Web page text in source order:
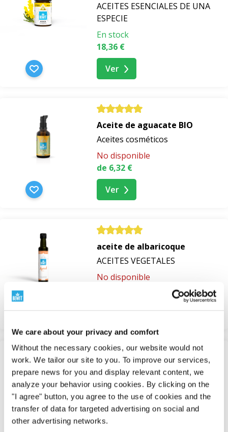
We care about your privacy and comfort
Without the necessary cookies, our website would not
work. We tailor our site to you. To improve our services,
prepare news for you and display relevant content, we
analyze your behavior using cookies. By clicking on the
"I agree" button, you agree to the use of cookies and the
transfer of data for targeted advertising on social and
other advertising networks.
ACEITES ESENCIALES DE UNA
ESPECIE
En stock
18,36 €
Ver
Aceite de aguacate BIO
Aceites cosméticos
No disponible
de 6,32 €
Ver
aceite de albaricoque
ACEITES VEGETALES
No disponible
Aceite de albaricoque, BIO
ACEITES VEGETALES
En stock
15,08 €